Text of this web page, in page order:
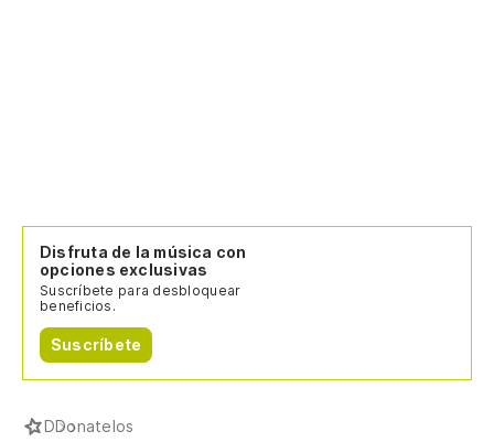
Disfruta de la música con
opciones exclusivas
Suscríbete para desbloquear
beneficios.
Suscríbete
DDonatelos